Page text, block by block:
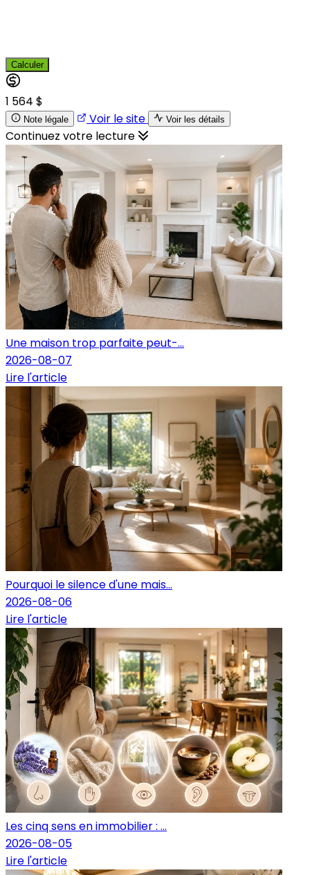
Calculer
1 564 $
Note légale Voir le site Voir les détails
Continuez votre lecture
Une maison trop parfaite peut-...
2026-08-07
Lire l'article
Pourquoi le silence d'une mais...
2026-08-06
Lire l'article
Les cinq sens en immobilier : ...
2026-08-05
Lire l'article